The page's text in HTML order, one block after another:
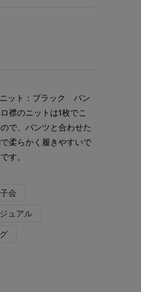
ニット：ブラック パン
襟のニットは1枚でこ
で、パンツと合わせた
柔らかく履きやすいで
す。
会
ュアル